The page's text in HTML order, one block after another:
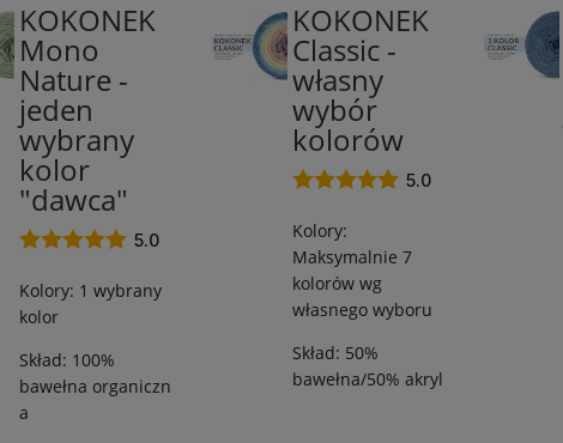
KOKONEK
Mono
Nature -
jeden
wybrany
kolor
"dawca"
bawełna
5.0
Kolory: 1 wybrany
kolor
Skład: 100%
bawełna organiczn
a
KOKONEK
Classic -
własny
wybór
kolorów
bawełna/50%
5.0
Kolory:
Maksymalnie 7
kolorów wg
własnego wyboru
Skład: 50%
bawełna/50% akryl